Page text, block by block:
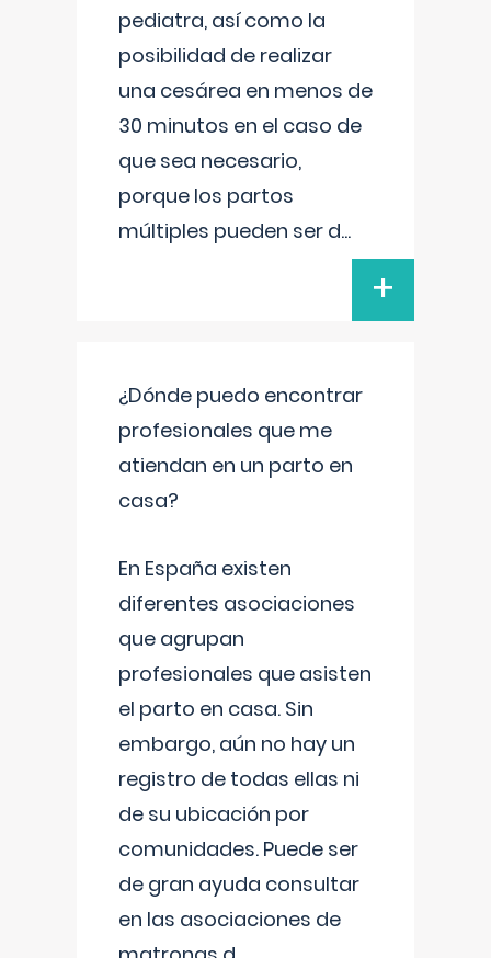
pediatra, así como la
posibilidad de realizar
una cesárea en menos de
30 minutos en el caso de
que sea necesario,
porque los partos
múltiples pueden ser d...
+
¿Dónde puedo encontrar
profesionales que me
atiendan en un parto en
casa?
En España existen
diferentes asociaciones
que agrupan
profesionales que asisten
el parto en casa. Sin
embargo, aún no hay un
registro de todas ellas ni
de su ubicación por
comunidades. Puede ser
de gran ayuda consultar
en las asociaciones de